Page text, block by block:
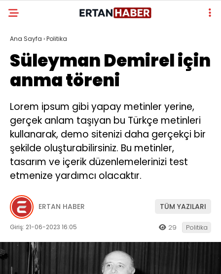
Ana Sayfa ›Politika
Süleyman Demirel için
anma töreni
Lorem ipsum gibi yapay metinler yerine,
gerçek anlam taşıyan bu Türkçe metinleri
kullanarak, demo sitenizi daha gerçekçi bir
şekilde oluşturabilirsiniz. Bu metinler,
tasarım ve içerik düzenlemelerinizi test
etmenize yardımcı olacaktır.
ERTAN HABER TÜM YAZILARI
Giriş: 21-06-2023 16:05 29 Politika